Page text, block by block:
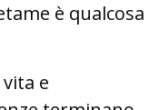
è qualcosa
e